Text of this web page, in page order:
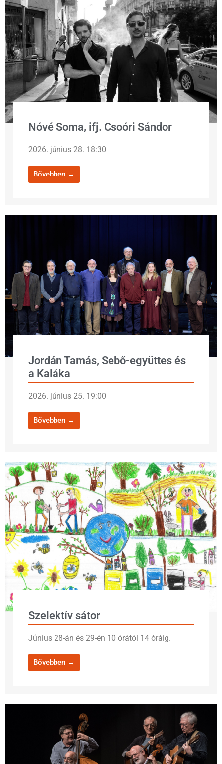
Nóvé Soma, ifj. Csoóri Sándor
2026. június 28. 18:30
Bővebben →
Jordán Tamás, Sebő-együttes és
a Kaláka
2026. június 25. 19:00
Bővebben →
Szelektív sátor
Június 28-án és 29-én 10 órától 14 óráig.
Bővebben →